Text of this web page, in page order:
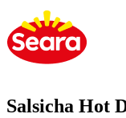
Salsicha Hot